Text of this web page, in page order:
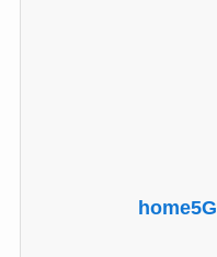
home5G